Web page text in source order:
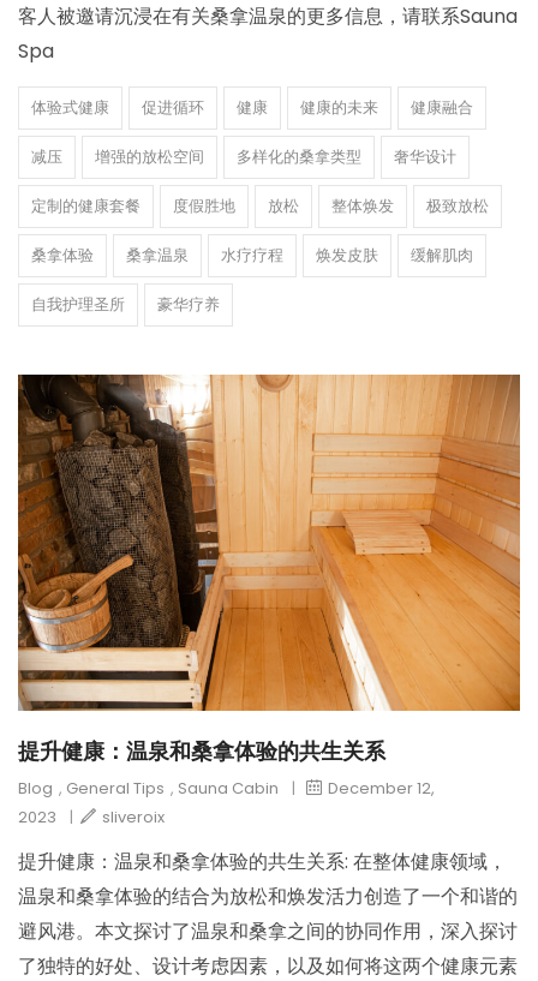
客人被邀请沉浸在有关桑拿温泉的更多信息，请联系Sauna
Spa
体验式健康 促进循环 健康 健康的未来 健康融合
减压 增强的放松空间 多样化的桑拿类型 奢华设计
定制的健康套餐 度假胜地 放松 整体焕发 极致放松
桑拿体验 桑拿温泉 水疗疗程 焕发皮肤 缓解肌肉
自我护理圣所 豪华疗养
提升健康：温泉和桑拿体验的共生关系
Blog , General Tips , Sauna Cabin |
December 12,
2023
| sliveroix
提升健康：温泉和桑拿体验的共生关系: 在整体健康领域，
温泉和桑拿体验的结合为放松和焕发活力创造了一个和谐的
避风港。本文探讨了温泉和桑拿之间的协同作用，深入探讨
了独特的好处、设计考虑因素，以及如何将这两个健康元素